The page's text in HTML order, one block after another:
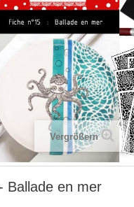
Vergrößern
Ballade en mer